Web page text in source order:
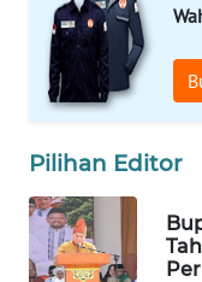
Pilihan Editor
WAHANANEWS
CO ID
NET
WAHANA
SPORT